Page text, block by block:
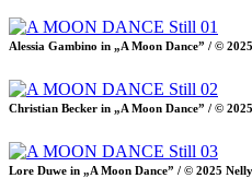
Alessia Gambino in „A Moon Dance” / ©
Christian Becker in „A Moon Dance” / ©
Lore Duwe in „A Moon Dance” / © 2025